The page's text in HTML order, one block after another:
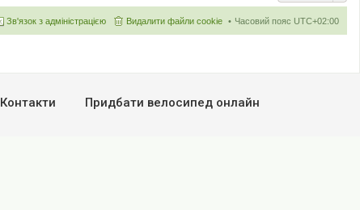
Часовий пояс UTC+02:00
Видалити файли cookie
Зв'язок з адміністрацією
Контакти Придбати велосипед онлайн